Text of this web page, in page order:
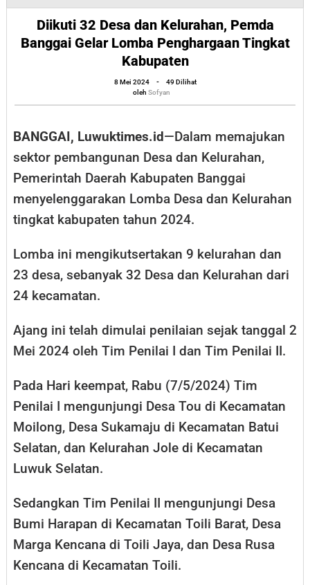
32
Desa
dan
Kelurahan,
Pemda
Banggai
Lomba
Penghargaan
Tingkat
Kabupaten
Diikuti 32 Desa dan Kelurahan, Pemda
Banggai Gelar Lomba Penghargaan Tingkat
Kabupaten
8 Mei 2024
oleh
Sofyan
-
49 Dilihat
oleh Sofyan
BANGGAI, Luwuktimes.id—Dalam memajukan
sektor pembangunan Desa dan Kelurahan,
Pemerintah Daerah Kabupaten Banggai
menyelenggarakan Lomba Desa dan Kelurahan
tingkat kabupaten tahun 2024.
Lomba ini mengikutsertakan 9 kelurahan dan
23 desa, sebanyak 32 Desa dan Kelurahan dari
24 kecamatan.
Ajang ini telah dimulai penilaian sejak tanggal 2
Mei 2024 oleh Tim Penilai I dan Tim Penilai II.
Pada Hari keempat, Rabu (7/5/2024) Tim
Penilai I mengunjungi Desa Tou di Kecamatan
Moilong, Desa Sukamaju di Kecamatan Batui
Selatan, dan Kelurahan Jole di Kecamatan
Luwuk Selatan.
Sedangkan Tim Penilai II mengunjungi Desa
Bumi Harapan di Kecamatan Toili Barat, Desa
Marga Kencana di Toili Jaya, dan Desa Rusa
Kencana di Kecamatan Toili.